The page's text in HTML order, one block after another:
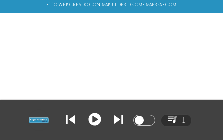
SITIO WEB CREADO CON MSBUILDER DE CMS-MSPRESS.COM
1